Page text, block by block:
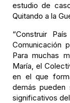
estudio de
Quitando a la
“Construir
Comunicación
Para muchas
María, el
en el que
demás pueden
significativos